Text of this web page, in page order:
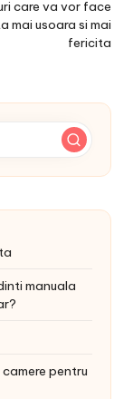
care va vor face
mai usoara si mai
fericita
manuala
pentru